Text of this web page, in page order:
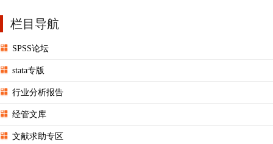
栏目导航
SPSS论坛
stata专版
行业分析报告
经管文库
文献求助专区